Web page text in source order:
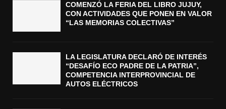
COMENZÓ LA FERIA DEL LIBRO JUJUY,
CON ACTIVIDADES QUE PONEN EN VALOR
“LAS MEMORIAS COLECTIVAS”
LA LEGISLATURA DECLARÓ DE INTERÉS
“DESAFÍO ECO PADRE DE LA PATRIA”,
COMPETENCIA INTERPROVINCIAL DE
AUTOS ELÉCTRICOS